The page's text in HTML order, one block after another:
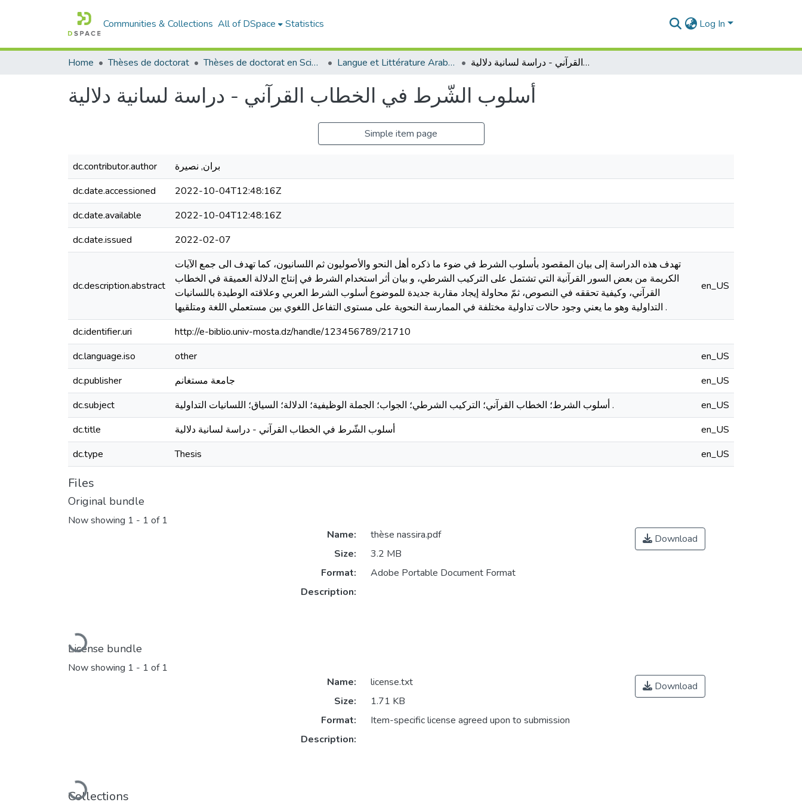
Communities & Collections All of DSpace Statistics Log In
Home Thèses de doctorat Thèses de doctorat en Sciences Langue et Littérature Arabes - الأدب العربي أسلوب الشّرط في الخطاب القرآني - دراسة لسانية دلالية
أسلوب الشّرط في الخطاب القرآني - دراسة لسانية دلالية
Simple item page
dc.contributor.author
بران, نصيرة
dc.date.accessioned
2022-10-04T12:48:16Z
dc.date.available
2022-10-04T12:48:16Z
dc.date.issued
2022-02-07
dc.description.abstract
تهدف هذه الدراسة إلى بيان المقصود بأسلوب الشرط في ضوء ما ذكره أهل النحو والأصوليون ثم اللسانيون، كما تهدف الى جمع الآيات
الكريمة من بعض السور القرآنية التي تشتمل على التركيب الشرطي، و بيان أثر استخدام الشرط في إنتاج الدلالة العميقة في الخطاب
القرآني، وكيفية تحققه في النصوص، ثمّ محاولة إيجاد مقاربة جديدة للموضوع أسلوب الشرط العربي وعلاقته الوطيدة باللسانيات
التداولية وهو ما يعني وجود حالات تداولية مختلفة في الممارسة النحوية على مستوى التفاعل اللغوي بين مستعملي اللغة ومتلقيها .
en_US
dc.identifier.uri
http://e-biblio.univ-mosta.dz/handle/123456789/21710
dc.language.iso
other
en_US
dc.publisher
جامعة مستغانم
en_US
dc.subject
أسلوب الشرط؛ الخطاب القرآني؛ التركيب الشرطي؛ الجواب؛ الجملة الوظيفية؛ الدلالة؛ السياق؛ اللسانيات التداولية .
en_US
dc.title
أسلوب الشّرط في الخطاب القرآني - دراسة لسانية دلالية
en_US
dc.type
Thesis en_US
Files
Original bundle
Now showing 1 - 1 of 1
Loading...
Name:
thèse nassira.pdf
Size:
3.2 MB
Format:
Adobe Portable Document Format
Description:
Download
License bundle
Now showing 1 - 1 of 1
Loading...
Name:
license.txt
Size:
1.71 KB
Format:
Item-specific license agreed upon to submission
Description:
Download
Collections